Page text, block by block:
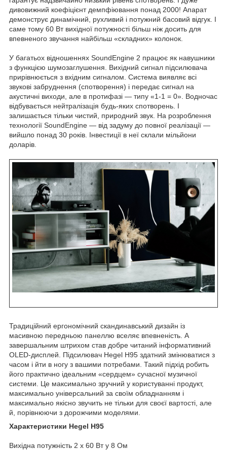
дивовижний коефіцієнт демпфіювання понад 2000! Апарат
демонструє динамічний, рухливий і потужний басовий відгук. І
саме тому 60 Вт вихідної потужності більш ніж досить для
впевненого звучання найбільш «складних» колонок.
У багатьох відношеннях SoundEngine 2 працює як навушники
з функцією шумозаглушення. Вихідний сигнал підсилювача
прирівнюється з вхідним сигналом. Система виявляє всі
звукові забруднення (спотворення) і передає сигнал на
акустичні виходи, але в протифазі — типу «1-1 = 0». Водночас
відбувається нейтралізація будь-яких спотворень. І
залишається тільки чистий, природний звук. На розроблення
технології SoundEngine — від задуму до повної реалізації —
вийшло понад 30 років. Інвестиції в неї склали мільйони
доларів.
Традиційний ергономічний скандинавський дизайн із
масивною передньою панеллю вселяє впевненість. А
завершальним штрихом став добре читаний інформативний
OLED-дисплей. Підсилювач Hegel H95 здатний змінюватися з
часом і йти в ногу з вашими потребами. Такий підхід робить
його практично ідеальним «сердцем» сучасної музичної
системи. Це максимально зручний у користуванні продукт,
максимально універсальний за своїм обладнанням і
максимально якісно звучить не тільки для своєї вартості, але
й, порівнюючи з дорожчими моделями.
Характеристики Hegel H95
Вихідна потужність 2 x 60 Вт у 8 Ом